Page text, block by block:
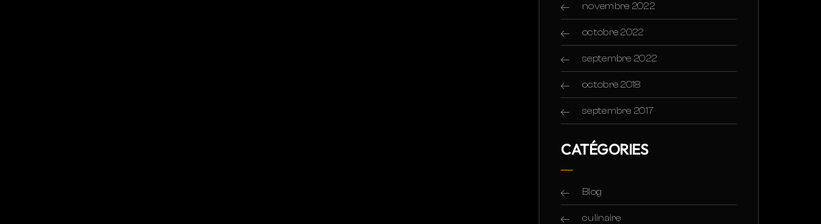
novembre 2022
octobre 2022
septembre 2022
octobre 2018
septembre 2017
CATÉGORIES
Blog
culinaire